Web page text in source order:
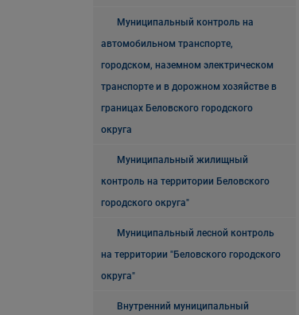
Муниципальный контроль на
автомобильном транспорте,
городском, наземном электрическом
транспорте и в дорожном хозяйстве в
границах Беловского городского
округа
Муниципальный жилищный
контроль на территории Беловского
городского округа"
Муниципальный лесной контроль
на территории "Беловского городского
округа"
Внутренний муниципальный